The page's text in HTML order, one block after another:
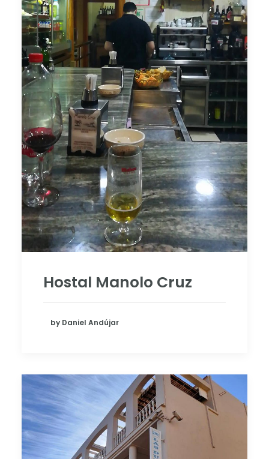
Hostal Manolo Cruz
by Daniel Andújar